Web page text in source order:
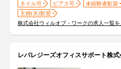
ネイル可 ピアス可 未経験者歓迎
主婦(夫)歓迎
株式会社ウィルオブ・ワークの求人一覧を
レバレジーズオフィスサポート株式